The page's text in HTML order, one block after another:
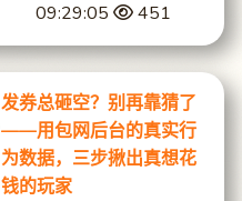
09:29:05
451
发券总砸空？别再靠猜了
——用包网后台的真实行
为数据，三步揪出真想花
钱的玩家